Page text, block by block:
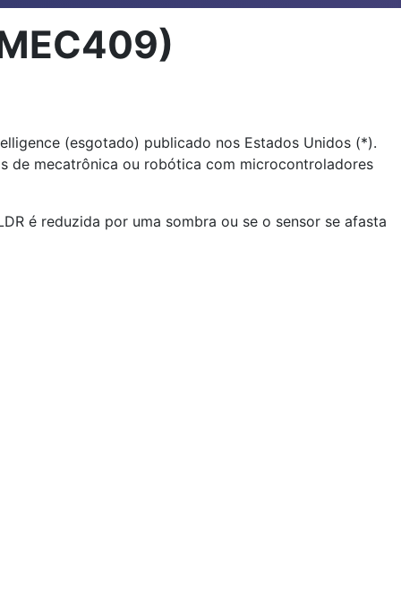
(esgotado) publicado nos Estados Unidos (*).
de mecatrônica ou robótica com microcontroladores
é reduzida por uma sombra ou se o sensor se afasta